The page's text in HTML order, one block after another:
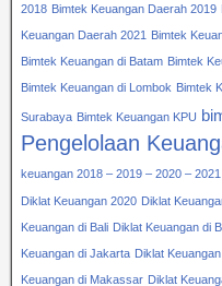
2018 Bimtek Keuangan Daerah 2019
Keuangan Daerah 2021 Bimtek
Bimtek Keuangan di Batam Bimtek
Bimtek Keuangan di Lombok Bimtek
Surabaya Bimtek Keuangan KPU
Pengelolaan
keuangan 2018 – 2019 – 2020 – 2021
Diklat Keuangan 2020 Diklat
Keuangan di Bali Diklat Keuangan di
Keuangan di Jakarta Diklat
Keuangan di Makassar Diklat